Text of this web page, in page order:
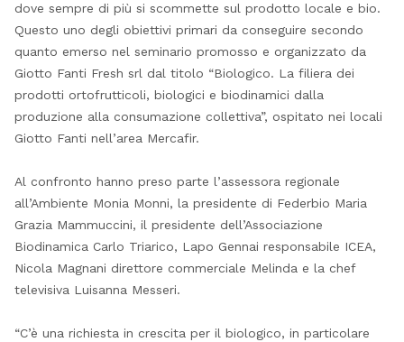
dove sempre di più si scommette sul prodotto locale e bio.
Questo uno degli obiettivi primari da conseguire secondo
quanto emerso nel seminario promosso e organizzato da
Giotto Fanti Fresh srl dal titolo “Biologico. La filiera dei
prodotti ortofrutticoli, biologici e biodinamici dalla
produzione alla consumazione collettiva”, ospitato nei locali
Giotto Fanti nell’area Mercafir.
Al confronto hanno preso parte l’assessora regionale
all’Ambiente Monia Monni, la presidente di Federbio Maria
Grazia Mammuccini, il presidente dell’Associazione
Biodinamica Carlo Triarico, Lapo Gennai responsabile ICEA,
Nicola Magnani direttore commerciale Melinda e la chef
televisiva Luisanna Messeri.
“C’è una richiesta in crescita per il biologico, in particolare